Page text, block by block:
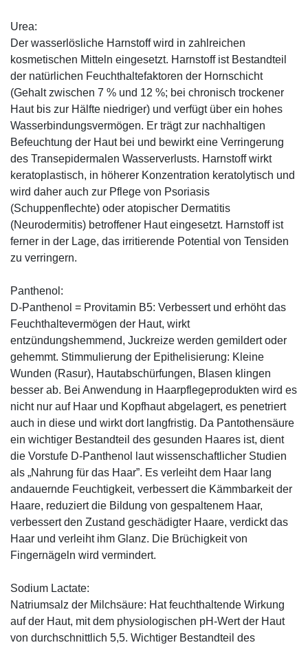
Urea:
Der wasserlösliche Harnstoff wird in zahlreichen
kosmetischen Mitteln eingesetzt. Harnstoff ist Bestandteil
der natürlichen Feuchthaltefaktoren der Hornschicht
(Gehalt zwischen 7 % und 12 %; bei chronisch trockener
Haut bis zur Hälfte niedriger) und verfügt über ein hohes
Wasserbindungsvermögen. Er trägt zur nachhaltigen
Befeuchtung der Haut bei und bewirkt eine Verringerung
des Transepidermalen Wasserverlusts. Harnstoff wirkt
keratoplastisch, in höherer Konzentration keratolytisch und
wird daher auch zur Pflege von Psoriasis
(Schuppenflechte) oder atopischer Dermatitis
(Neurodermitis) betroffener Haut eingesetzt. Harnstoff ist
ferner in der Lage, das irritierende Potential von Tensiden
zu verringern.
Panthenol:
D-Panthenol = Provitamin B5: Verbessert und erhöht das
Feuchthaltevermögen der Haut, wirkt
entzündungshemmend, Juckreize werden gemildert oder
gehemmt. Stimmulierung der Epithelisierung: Kleine
Wunden (Rasur), Hautabschürfungen, Blasen klingen
besser ab. Bei Anwendung in Haarpflegeprodukten wird es
nicht nur auf Haar und Kopfhaut abgelagert, es penetriert
auch in diese und wirkt dort langfristig. Da Pantothensäure
ein wichtiger Bestandteil des gesunden Haares ist, dient
die Vorstufe D-Panthenol laut wissenschaftlicher Studien
als „Nahrung für das Haar”. Es verleiht dem Haar lang
andauernde Feuchtigkeit, verbessert die Kämmbarkeit der
Haare, reduziert die Bildung von gespaltenem Haar,
verbessert den Zustand geschädigter Haare, verdickt das
Haar und verleiht ihm Glanz. Die Brüchigkeit von
Fingernägeln wird vermindert.
Sodium Lactate:
Natriumsalz der Milchsäure: Hat feuchthaltende Wirkung
auf der Haut, mit dem physiologischen pH-Wert der Haut
von durchschnittlich 5,5. Wichtiger Bestandteil des